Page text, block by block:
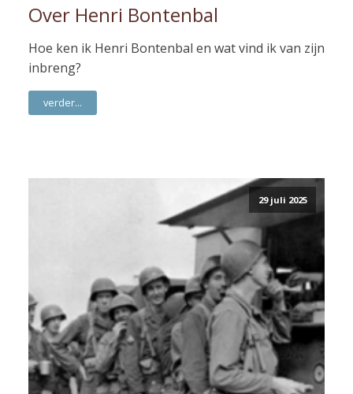
Over Henri Bontenbal
Hoe ken ik Henri Bontenbal en wat vind ik van zijn
inbreng?
verder...
29 juli 2025